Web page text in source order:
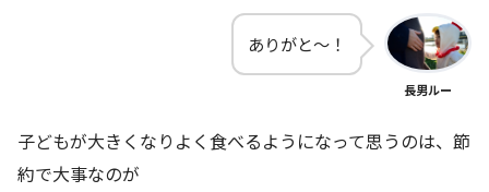
ありがと～！
長男ルー
子どもが大きくなりよく食べるようになって思うのは、節
約で大事なのが